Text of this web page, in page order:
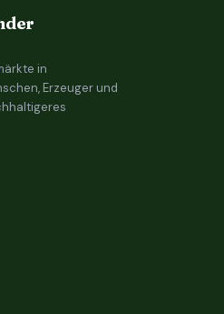
in
Erzeuger und